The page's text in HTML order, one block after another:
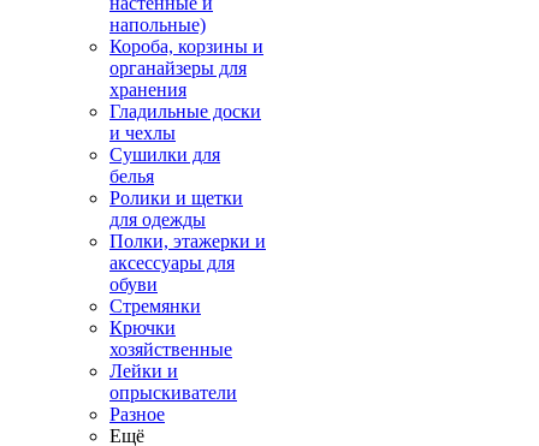
напольные)
Короба, корзины и
органайзеры для
хранения
Гладильные доски
и чехлы
Сушилки для
белья
Ролики и щетки
для одежды
Полки, этажерки и
аксессуары для
обуви
Стремянки
Крючки
хозяйственные
Лейки и
опрыскиватели
Разное
Ещё